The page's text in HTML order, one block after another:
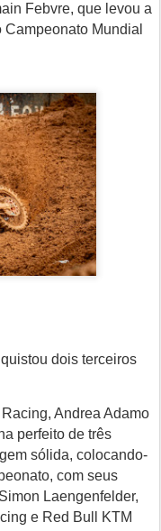
Febvre, que levou a
Mundial
dois terceiros
Andrea Adamo
perfeito de três
sólida, colocando-
com seus
Laengenfelder,
e Red Bull KTM